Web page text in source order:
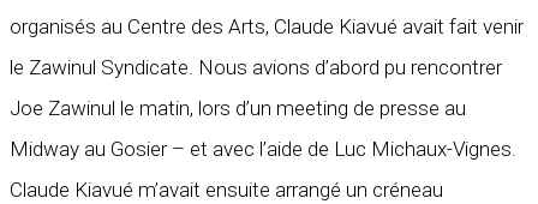
organisés au Centre des Arts, Claude Kiavué avait fait venir
le Zawinul Syndicate. Nous avions d’abord pu rencontrer
Joe Zawinul le matin, lors d’un meeting de presse au
Midway au Gosier – et avec l’aide de Luc Michaux-Vignes.
Claude Kiavué m’avait ensuite arrangé un créneau